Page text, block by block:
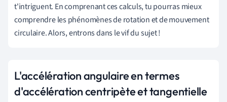
t'intriguent. En comprenant ces calculs, tu pourras mieux
comprendre les phénomènes de rotation et de mouvement
circulaire. Alors, entrons dans le vif du sujet !
L'accélération angulaire en termes
d'accélération centripète et tangentielle